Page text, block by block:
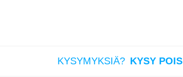
KYSYMYKSIÄ? KYSY POIS